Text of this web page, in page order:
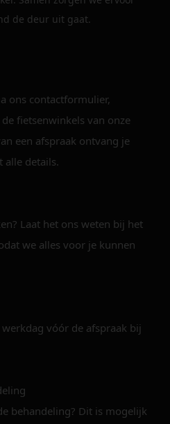
de deur uit gaat.
ons contactformulier,
fietsenwinkels van onze
een afspraak ontvang je
alle details.
Laat het ons weten bij het
we alles voor je kunnen
vóór de afspraak bij
behandeling? Dit is mogelijk